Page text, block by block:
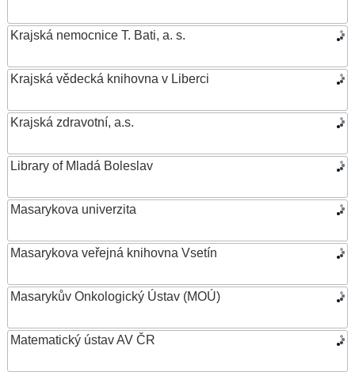
Krajská nemocnice T. Bati, a. s.
Krajská vědecká knihovna v Liberci
Krajská zdravotní, a.s.
Library of Mladá Boleslav
Masarykova univerzita
Masarykova veřejná knihovna Vsetín
Masarykův Onkologický Ústav (MOÚ)
Matematický ústav AV ČR